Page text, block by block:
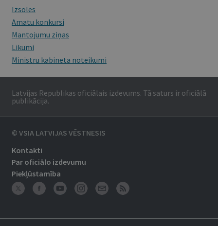
Izsoles
Amatu konkursi
Mantojumu ziņas
Likumi
Ministru kabineta noteikumi
Latvijas Republikas oficiālais izdevums. Tā saturs ir oficiālā
publikācija.
© VSIA LATVIJAS VĒSTNESIS
Kontakti
Par oficiālo izdevumu
Piekļūstamība